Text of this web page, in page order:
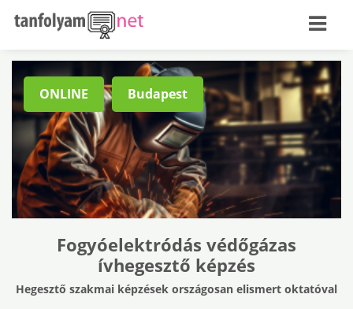
ONLINE Budapest
Fogyóelektródás védőgázas
ívhegesztő képzés
Hegesztő szakmai képzések országosan elismert oktatóval